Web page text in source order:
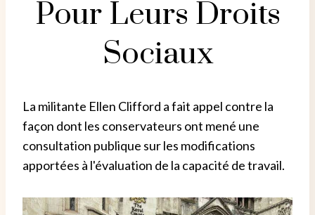
Pour Leurs Droits
Sociaux
La militante Ellen Clifford a fait appel contre la
façon dont les conservateurs ont mené une
consultation publique sur les modifications
apportées à l'évaluation de la capacité de travail.